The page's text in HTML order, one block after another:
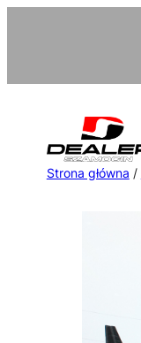
Strona główna /